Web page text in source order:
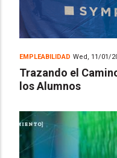
EMPLEABILIDAD Wed, 11/01/
Trazando el
los Alumnos